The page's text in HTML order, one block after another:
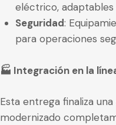
eléctrico, adaptables
Seguridad:
para operaciones
🏭 Integración en la
Esta entrega finaliza
modernizado